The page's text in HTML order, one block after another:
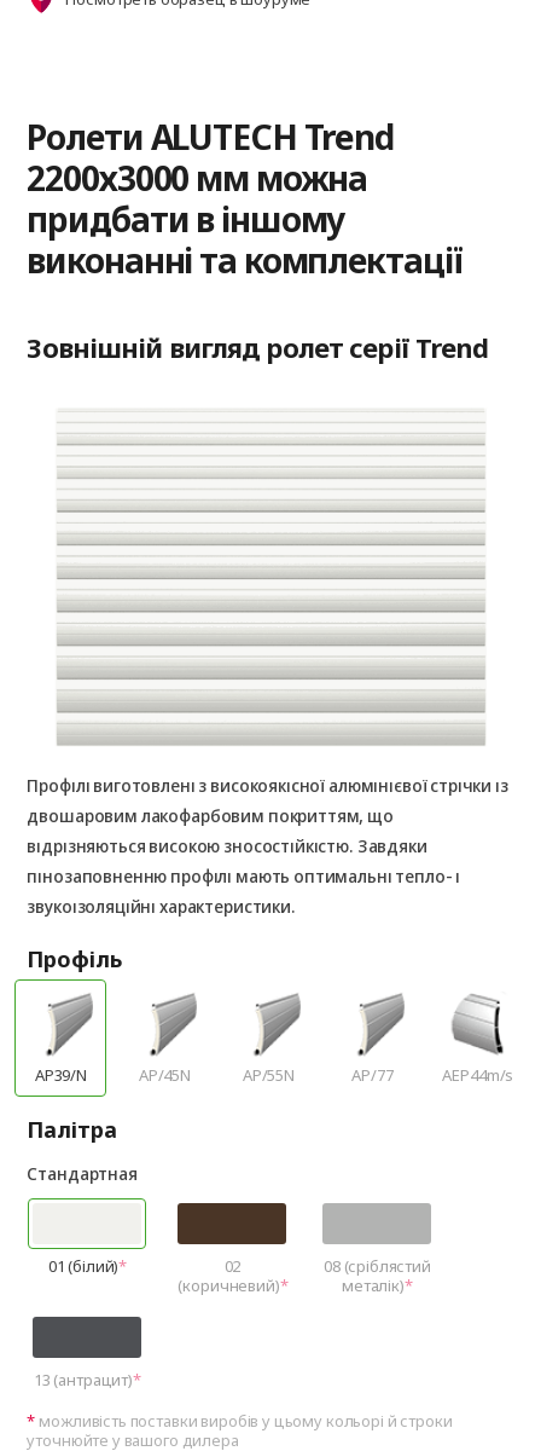
Ролети ALUTECH Trend
2200х3000 мм можна
придбати в іншому
виконанні та комплектації
Зовнішній вигляд ролет серії Trend
Профілі виготовлені з високоякісної алюмінієвої стрічки із
двошаровим лакофарбовим покриттям, що
відрізняються високою зносостійкістю. Завдяки
пінозаповненню профілі мають оптимальні тепло- і
звукоізоляційні характеристики.
Профіль
AP39/N AP/45N AP/55N AP/77 AEP44m/s
Палітра
Стандартная
01 (білий)
02
(коричневий)
08 (сріблястий
металік)
13 (антрацит)
можливість поставки виробів у цьому кольорі й строки
уточнюйте у вашого дилера